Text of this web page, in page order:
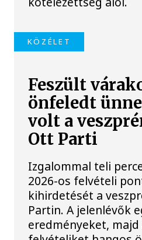
KÖZÉLET
Feszült
önfeledt
volt a
Ott Parti
Izgalommal teli
2026-os felvételi
kihirdetését a
Partin. A jelenlévők
eredményeket, majd